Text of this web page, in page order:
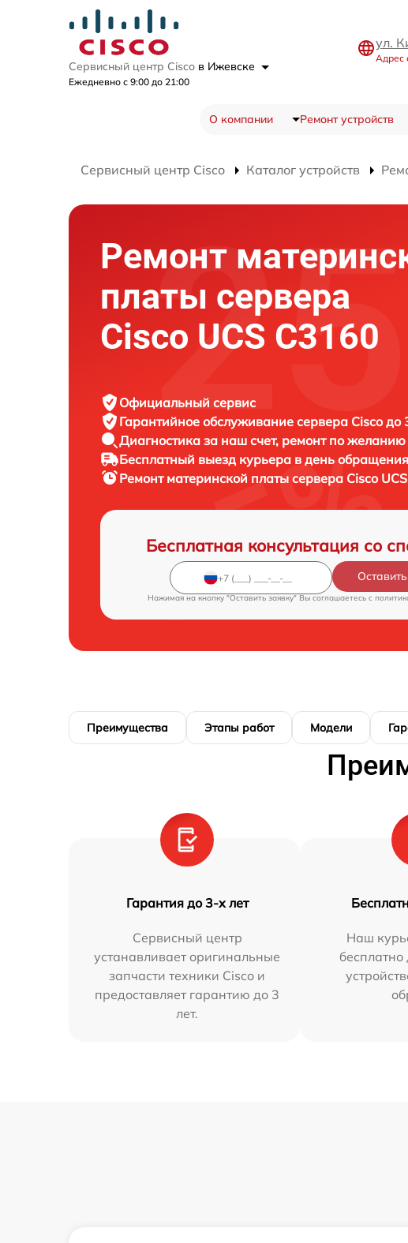
Сервисный центр Cisco в Ижевске
Ежедневно с 9:00 до 21:00
ул.
Адрес
О компании Ремонт устройств
Сервисный центр Cisco Каталог устройств
Ремонт
платы сервера
Cisco UCS C3160
Официальный сервис
Гарантийное обслуживание сервера Cisco до
Диагностика за наш счет, ремонт по желанию
Бесплатный выезд курьера в день обращения
Ремонт материнской платы сервера Cisco
Бесплатная консультация со
Нажимая на кнопку "Оставить заявку" Вы соглашаетесь c
Преимущества Этапы работ Модели
Гарантия до 3-х лет
Сервисный центр
устанавливает оригинальные
запчасти техники Cisco и
предоставляет гарантию до 3
лет.
Наш